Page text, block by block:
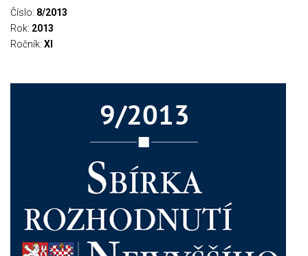
Číslo: 8/2013
Rok: 2013
Ročník: XI